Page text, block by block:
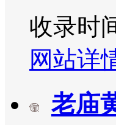
收录时
网站详
老庙